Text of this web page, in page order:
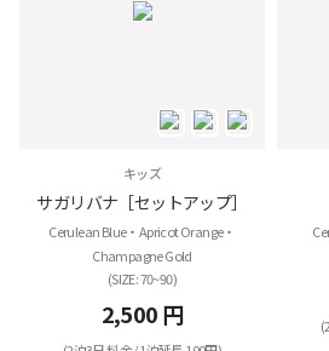
キッズ
サガリバナ［セットアップ］
Cerulean Blue・Apricot Orange・
Champagne Gold
(SIZE: 70~90)
2,500 円